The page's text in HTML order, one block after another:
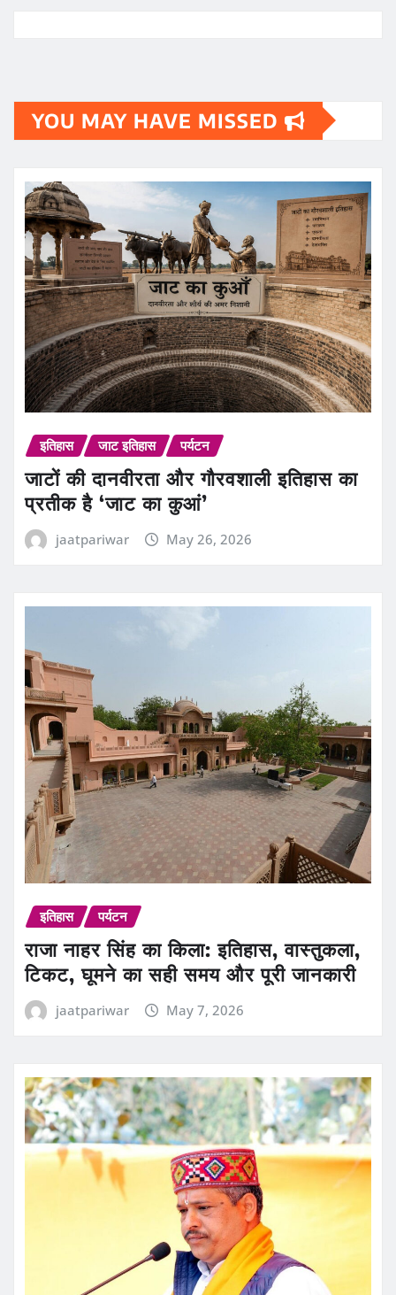
YOU MAY HAVE MISSED
इतिहास जाट इतिहास पर्यटन
जाटों की दानवीरता और गौरवशाली इतिहास का
प्रतीक है ‘जाट का कुआं’
jaatpariwar May 26, 2026
इतिहास पर्यटन
राजा नाहर सिंह का किला: इतिहास, वास्तुकला,
टिकट, घूमने का सही समय और पूरी जानकारी
jaatpariwar May 7, 2026